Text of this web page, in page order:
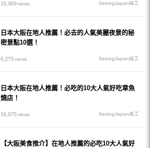
15,969views SeeingJapan員工
日本大阪在地人推薦！必去的人氣美麗夜景的秘
密景點10選！
6,275views SeeingJapan員工
日本大阪在地人推薦！必吃的10大人氣好吃章魚
燒店！
16,975views SeeingJapan員工
【大阪美食推介】在地人推薦的必吃10大人氣好